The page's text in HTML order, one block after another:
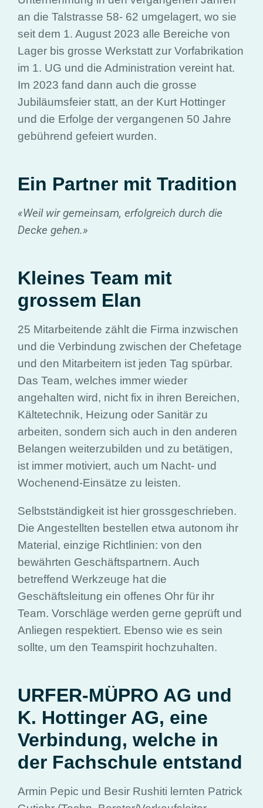
an die Talstrasse 58- 62 umgelagert, wo sie
seit dem 1. August 2023 alle Bereiche von
Lager bis grosse Werkstatt zur Vorfabrikation
im 1. UG und die Administration vereint hat.
Im 2023 fand dann auch die grosse
Jubiläumsfeier statt, an der Kurt Hottinger
und die Erfolge der vergangenen 50 Jahre
gebührend gefeiert wurden.
Ein Partner mit Tradition
«Weil wir gemeinsam, erfolgreich durch die
Decke gehen.»
Kleines Team mit
grossem Elan
25 Mitarbeitende zählt die Firma inzwischen
und die Verbindung zwischen der Chefetage
und den Mitarbeitern ist jeden Tag spürbar.
Das Team, welches immer wieder
angehalten wird, nicht fix in ihren Bereichen,
Kältetechnik, Heizung oder Sanitär zu
arbeiten, sondern sich auch in den anderen
Belangen weiterzubilden und zu betätigen,
ist immer motiviert, auch um Nacht- und
Wochenend-Einsätze zu leisten.
Selbstständigkeit ist hier grossgeschrieben.
Die Angestellten bestellen etwa autonom ihr
Material, einzige Richtlinien: von den
bewährten Geschäftspartnern. Auch
betreffend Werkzeuge hat die
Geschäftsleitung ein offenes Ohr für ihr
Team. Vorschläge werden gerne geprüft und
Anliegen respektiert. Ebenso wie es sein
sollte, um den Teamspirit hochzuhalten.
URFER-MÜPRO AG und
K. Hottinger AG, eine
Verbindung, welche in
der Fachschule entstand
Armin Pepic und Besir Rushiti lernten Patrick